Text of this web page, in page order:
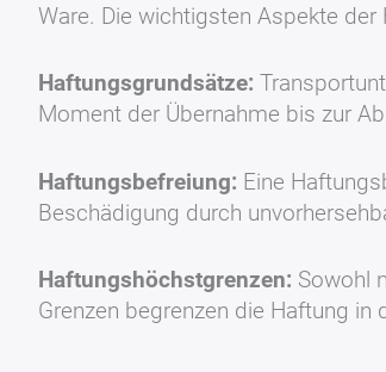
Ware. Die wichtigsten Aspekte
Haftungsgrundsätze:
Moment der Übernahme bis zur
Haftungsbefreiung: Eine
Beschädigung durch
Haftungshöchstgrenzen: Sowohl
Grenzen begrenzen die Haftung